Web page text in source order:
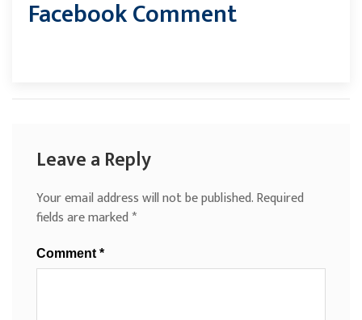
Facebook Comment
Leave a Reply
Your email address will not be published.Required
fields are marked*
Comment *